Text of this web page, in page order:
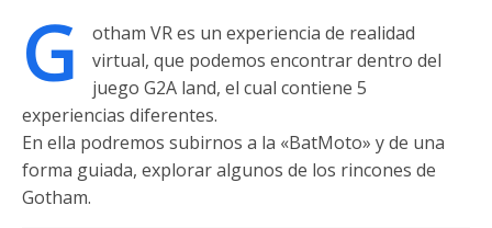
G
otham VR es un experiencia de realidad
virtual, que podemos encontrar dentro del
juego G2A land, el cual contiene 5
experiencias diferentes.
En ella podremos subirnos a la «BatMoto» y de una
forma guiada, explorar algunos de los rincones de
Gotham.